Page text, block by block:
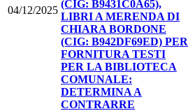
04/12/2025
(CIG: B9431C0A65),
LIBRI A MERENDA DI
CHIARA BORDONE
(CIG: B942DF69ED) PER
FORNITURA TESTI
PER LA BIBLIOTECA
COMUNALE:
DETERMINA A
CONTRARRE